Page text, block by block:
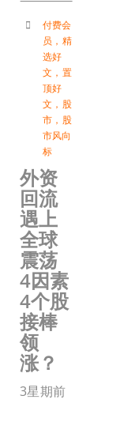
付费会
员 ， 精
选好
文 ， 置
顶好
文 ， 股
市 ， 股
市风向
标
外资
回流
遇上
全球
震荡
4因素
4个股
接棒
领
涨？
3星期前